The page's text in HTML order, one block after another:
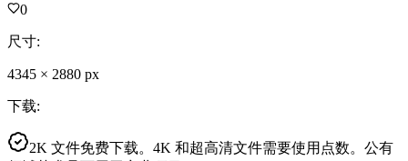
0
尺寸:
4345 × 2880 px
下载:
2K 文件免费下载。4K 和超高清文件需要使用点数。公有